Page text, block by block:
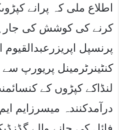
اطلاع ملی کہ پرانے
کرنے کی کوشش کی
پرنسپل
کنٹینرٹرمینل پریورپ
لنڈاکے کپڑوں کے
درآمدکنندہ میسرزایم